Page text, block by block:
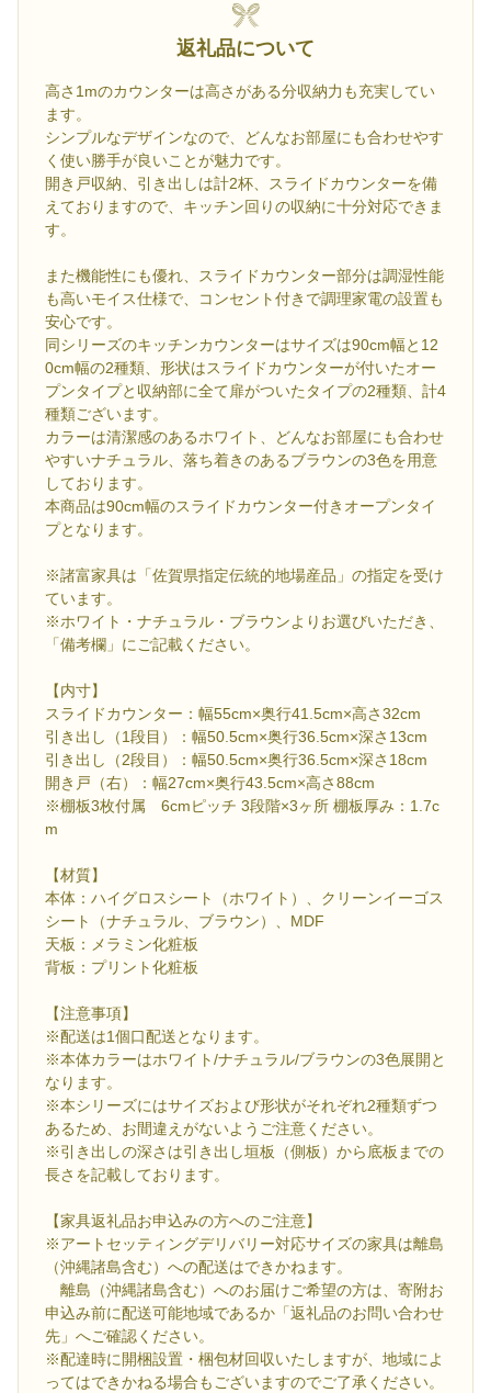
返礼品について
高さ1mのカウンターは高さがある分収納力も充実してい
ます。
シンプルなデザインなので、どんなお部屋にも合わせやす
く使い勝手が良いことが魅力です。
開き戸収納、引き出しは計2杯、スライドカウンターを備
えておりますので、キッチン回りの収納に十分対応できま
す。
また機能性にも優れ、スライドカウンター部分は調湿性能
も高いモイス仕様で、コンセント付きで調理家電の設置も
安心です。
同シリーズのキッチンカウンターはサイズは90cm幅と12
0cm幅の2種類、形状はスライドカウンターが付いたオー
プンタイプと収納部に全て扉がついたタイプの2種類、計4
種類ございます。
カラーは清潔感のあるホワイト、どんなお部屋にも合わせ
やすいナチュラル、落ち着きのあるブラウンの3色を用意
しております。
本商品は90cm幅のスライドカウンター付きオープンタイ
プとなります。
※諸富家具は「佐賀県指定伝統的地場産品」の指定を受け
ています。
※ホワイト・ナチュラル・ブラウンよりお選びいただき、
「備考欄」にご記載ください。
【内寸】
スライドカウンター：幅55cm×奥行41.5cm×高さ32cm
引き出し（1段目）：幅50.5cm×奥行36.5cm×深さ13cm
引き出し（2段目）：幅50.5cm×奥行36.5cm×深さ18cm
開き戸（右）：幅27cm×奥行43.5cm×高さ88cm
※棚板3枚付属 6cmピッチ 3段階×3ヶ所 棚板厚み：1.7c
m
【材質】
本体：ハイグロスシート（ホワイト）、クリーンイーゴス
シート（ナチュラル、ブラウン）、MDF
天板：メラミン化粧板
背板：プリント化粧板
【注意事項】
※配送は1個口配送となります。
※本体カラーはホワイト/ナチュラル/ブラウンの3色展開と
なります。
※本シリーズにはサイズおよび形状がそれぞれ2種類ずつ
あるため、お間違えがないようご注意ください。
※引き出しの深さは引き出し垣板（側板）から底板までの
長さを記載しております。
【家具返礼品お申込みの方へのご注意】
※アートセッティングデリバリー対応サイズの家具は離島
（沖縄諸島含む）への配送はできかねます。
離島（沖縄諸島含む）へのお届けご希望の方は、寄附お
申込み前に配送可能地域であるか「返礼品のお問い合わせ
先」へご確認ください。
※配達時に開梱設置・梱包材回収いたしますが、地域によ
ってはできかねる場合もございますのでご了承ください。